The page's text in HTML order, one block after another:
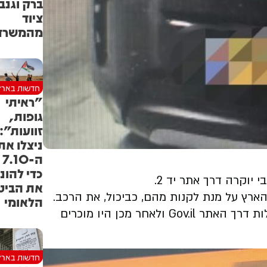
דרך אתר יד 2.
במהלך המפגש החשודים היו רוכשים את אמונם של המוכרים על ידי הצגת "העברת זהב", מעבירים בעלות דרך האתר Gov.il ולאחר מכן היו מוכרים
ברק
ציוד
חדשות
"ראיתי
גופות,
זוועות":
ניצלו
ה-7.10
כדי
את
הלאומי
חדשות